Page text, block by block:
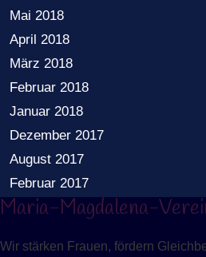
Mai 2018
April 2018
März 2018
Februar 2018
Januar 2018
Dezember 2017
August 2017
Februar 2017
Maria-Magdalena-
Wir stärken Frauen, fördern